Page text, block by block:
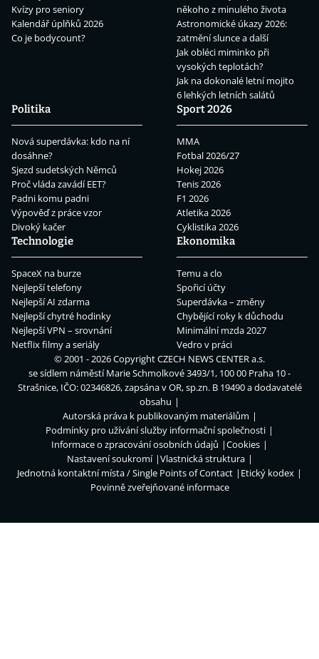
Kvízy pro seniory
Kalendář úplňků 2026
Co je bodycount?
někoho z minulého života
Astronomické úkazy 2026:
zatmění slunce a další
Jak obléci miminko při
vysokých teplotách?
Jak na dokonalé letní mojito
6 lehkých letních salátů
Politika
Nová superdávka: kdo na ní
dosáhne?
Sjezd sudetských Němců
Proč vláda zavádí EET?
Padni komu padni
Výpověď z práce vzor
Divoký kačer
Sport 2026
MMA
Fotbal 2026/27
Hokej 2026
Tenis 2026
F1 2026
Atletika 2026
Cyklistika 2026
Technologie
SpaceX na burze
Nejlepší telefony
Nejlepší AI zdarma
Nejlepší chytré hodinky
Nejlepší VPN – srovnání
Netflix filmy a seriály
Ekonomika
Temu a clo
Spořicí účty
Superdávka – změny
Chybějící roky k důchodu
Minimální mzda 2027
Vedro v práci
© 2001 - 2026 CopyrightCZECH NEWS CENTER a.s.
se sídlem náměstí Marie Schmolkové 3493/1, 100 00 Praha 10 -
Strašnice, IČO: 02346826, zapsána v OR, sp.zn. B 19490 a dodavatelé
obsahu
Autorská práva k publikovaným materiálům
Podmínky pro užívání služby informační společnosti
Informace o zpracování osobních údajů
Cookies
Nastavení soukromí
Vlastnická struktura
Jednotná kontaktní místa / Single Points of Contact
Etický kodex
Povinně zveřejňované informace